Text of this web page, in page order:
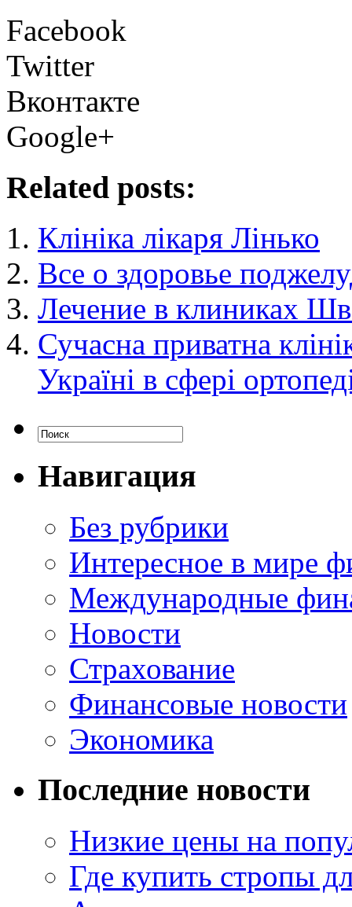
Facebook
Twitter
Вконтакте
Google+
Related posts:
Клініка лікаря Лiнько
Все о здоровье
Лечение в клиниках
Сучасна приватна
Україні в сфері
Навигация
Без рубрики
Интересное в мире
Международные
Новости
Страхование
Финансовые новости
Экономика
Последние новости
Низкие цены на
Где купить стропы